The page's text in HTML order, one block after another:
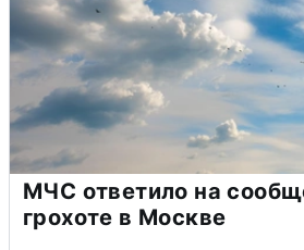
МЧС ответило на
грохоте в Москве